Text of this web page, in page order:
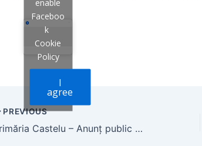
enable
Faceboo
k
Cookie
Policy
I
agree
PREVIOUS
Primăria Castelu – Anunț public privind emiterea actului de reglementare revizuit